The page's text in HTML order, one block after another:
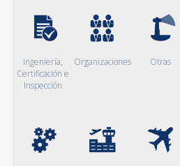
Ingeniería,
Certificación e
Inspección
Organizaciones Otras